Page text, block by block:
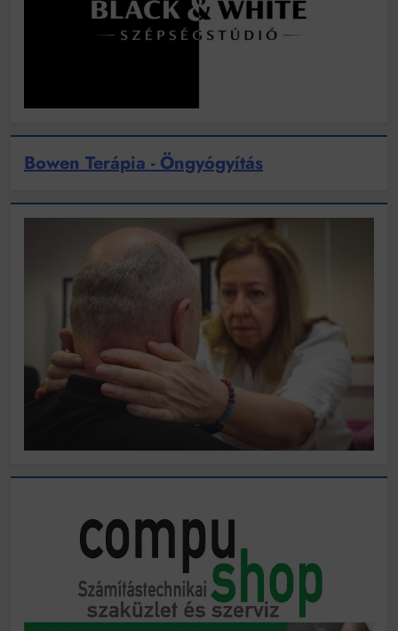
Bowen Terápia - Öngyógyítás